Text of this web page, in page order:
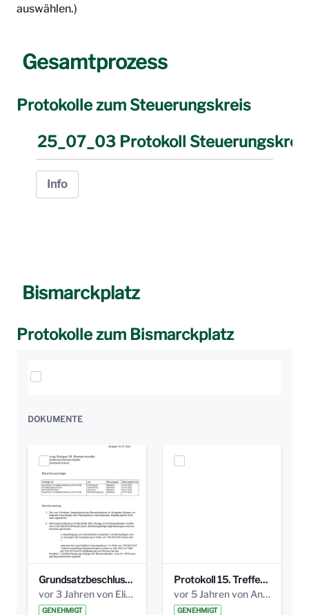
auswählen.)
Gesamtprozess
Protokolle zum Steuerungskreis
25_07_03 Protokoll
Info
Bismarckplatz
Protokolle zum Bismarckplatz
Elemente auswählen
DOKUMENTE
Grundsatzbeschluss Bismarckplatz_440_2021.pdf
vor 3 Jahren von Elisa Söll
GENEHMIGT
Protokoll 15. Treffen 20161006 AG Bismarckplatz.pdf
vor 5 Jahren von Anni Schlumberger
GENEHMIGT